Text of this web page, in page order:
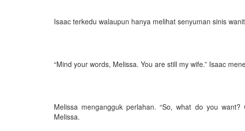
Isaac terkedu walaupun hanya melihat senyuman sinis
“Mind your words, Melissa. You are still my wife.” Isaac
Melissa mengangguk perlahan. “So, what do you
Melissa.